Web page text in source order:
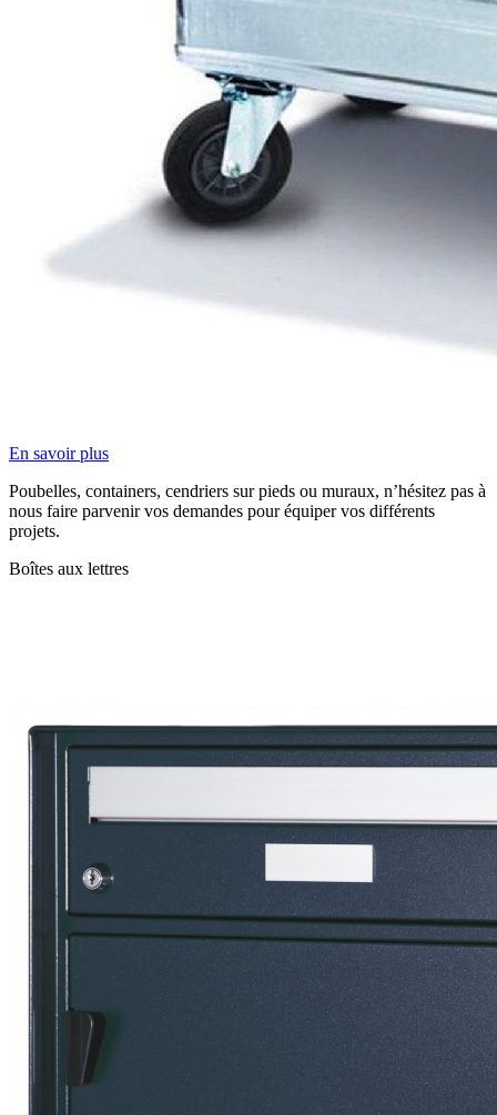
En savoir plus
Poubelles, containers, cendriers sur pieds ou muraux, n’hésitez pas à
nous faire parvenir vos demandes pour équiper vos différents
projets.
Boîtes aux lettres